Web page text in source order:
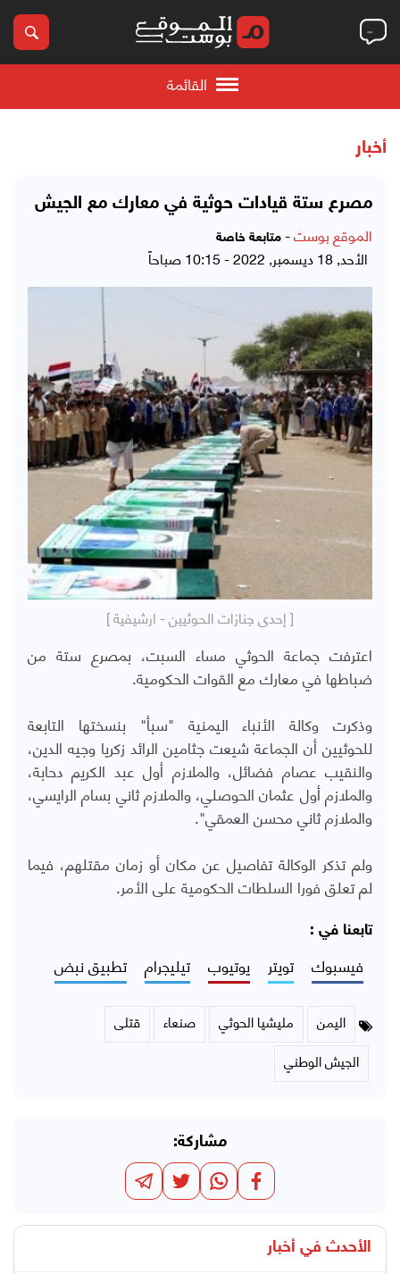
القائمة
أخبار
مصرع ستة قيادات حوثية في معارك مع الجيش
الموقع بوست- متابعة خاصة
الأحد, 18 ديسمبر, 2022 - 10:15 صباحاً
[ إحدى جنازات الحوثيين - ارشيفية ]
اعترفت جماعة الحوثي مساء السبت، بمصرع ستة من
ضباطها في معارك مع القوات الحكومية.
وذكرت وكالة الأنباء اليمنية "سبأ" بنسختها التابعة
للحوثيينأن الجماعة شيعتجثامين الرائد زكريا وجيه الدين،
والنقيب عصام فضائل، والملازم أول عبد الكريم دحابة،
والملازم أول عثمان الحوصلي، والملازم ثاني بسام الرايسي،
والملازم ثاني محسن العمقي".
ولم تذكر الوكالة تفاصيل عن مكان أو زمان مقتلهم، فيما
لم تعلق فورا السلطات الحكومية على الأمر.
تابعنا في :
فيسبوك تويتر يوتيوب تيليجرام تطبيق نبض
اليمن مليشيا الحوثي صنعاء
قتلى
الجيش الوطني
مشاركة:
الأحدث في أخبار